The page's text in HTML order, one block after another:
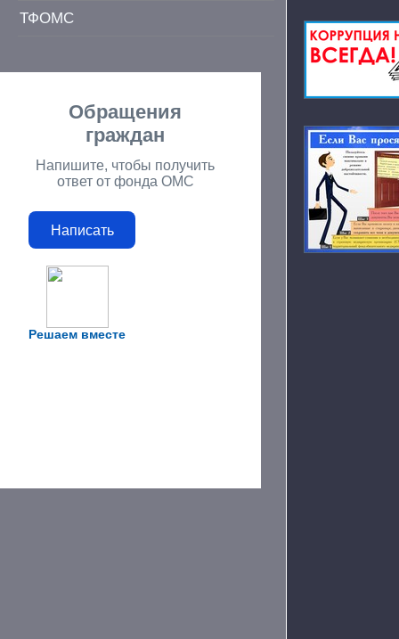
ТФОМС
Решаем вместе
Обращения
граждан
Напишите, чтобы получить
ответ от фонда ОМС
Написать